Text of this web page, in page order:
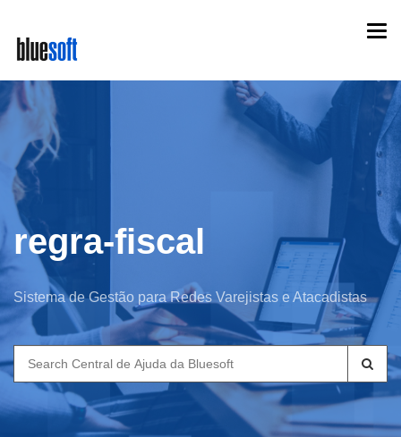
main
content
regra-fiscal
Sistema de Gestão para Redes Varejistas e Atacadistas
Search
for: